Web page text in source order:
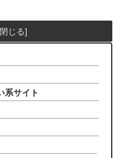
系サイト